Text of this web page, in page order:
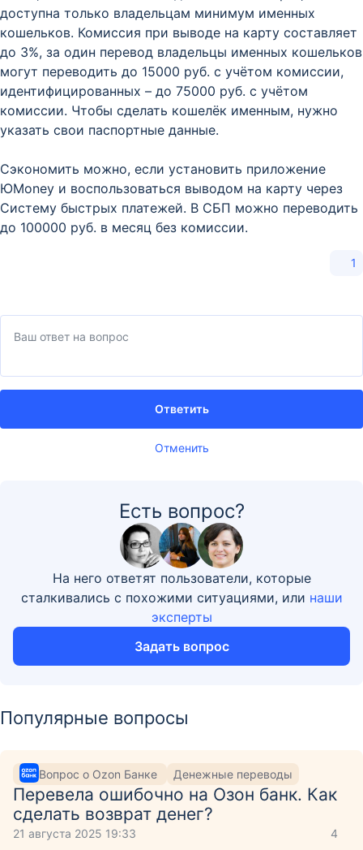
доступна только владельцам минимум именных
кошельков. Комиссия при выводе на карту составляет
до 3%, за один перевод владельцы именных кошельков
могут переводить до 15000 руб. с учётом комиссии,
идентифицированных – до 75000 руб. с учётом
комиссии. Чтобы сделать кошелёк именным, нужно
указать свои паспортные данные.
Сэкономить можно, если установить приложение
ЮMoney и воспользоваться выводом на карту через
Систему быстрых платежей. В СБП можно переводить
до 100000 руб. в месяц без комиссии.
1
Отменить
Ответить
Есть вопрос?
На него ответят пользователи, которые
сталкивались с похожими ситуациями, или наши
эксперты
Задать вопрос
Популярные вопросы
Вопрос о Ozon Банке Денежные переводы
Перевела ошибочно на Озон банк. Как
сделать возврат денег?
21 августа 2025 19:33 4